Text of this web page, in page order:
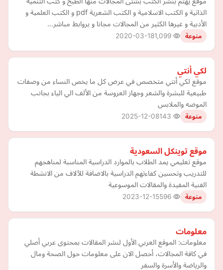
الذاتية و الكتب الاسلامية و الكتب الشعرية pdf و الكتب العلمية و
الأدبية و غيرها الكثير من المجالات مجانا و بروابط مباشر…
منوعة 2020-03-18
لكي أنتي
موقع لكي أنتي متخصص في عرض كل ما يخص النساء من وصفات
طبيعية للبشرة والشعر وجهاز العروسة من الألف الي الياء بجانب
الموضه والملابس
منوعة 2025-12-08
موقع توينكل السعودية
موقع تعليمي يمد الطلاب بالموارد الدراسية المناسبة لمناهجهم
للتدريب وتحسين كفاءتهم الدراسية بالاضافة للآلاف من الانشطة
الفنية المفيدة والمقالات الموسوعية
منوعة 2023-12-15
معلومات
معلومات: الموقع العربي الأول لنشر المقالات بمحتوى عربي أصلي
في كافة المجالات، أحصل الان على معلومات حول الصحة ومال
والرياضة والأسرة والسفر